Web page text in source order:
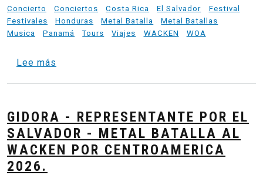
Concierto
Conciertos Costa Rica El Salvador
Festival
Festivales
Honduras Metal Batalla
Metal Batallas
Musica
Panamá Tours Viajes WACKEN WOA
Lee más
GIDORA - REPRESENTANTE POR EL
SALVADOR - METAL BATALLA AL
WACKEN POR CENTROAMERICA
2026.